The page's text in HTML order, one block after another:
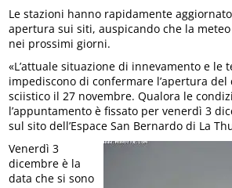
Le stazioni hanno rapidamente
apertura sui siti, auspicando che la
nei prossimi giorni.
«L’attuale situazione di innevamento e le
impediscono di confermare l’apertura
sciistico il 27 novembre. Qualora le
l’appuntamento è fissato per venerdì 3
sul sito dell’Espace San Bernardo di La
Venerdì 3
dicembre è la
data che si sono